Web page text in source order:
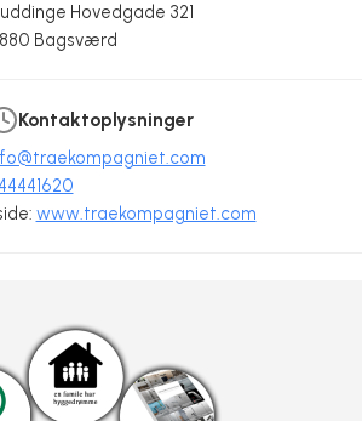
Hovedgade 321
Bagsværd
Kontaktoplysninger
44441620
www.traekompagniet.com
i trægulve